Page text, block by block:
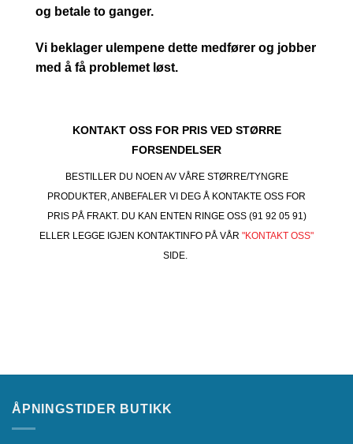
og betale to ganger.
Vi beklager ulempene dette medfører og jobber
med å få problemet løst.
KONTAKT OSS FOR PRIS VED STØRRE
FORSENDELSER
BESTILLER DU NOEN AV VÅRE STØRRE/TYNGRE
PRODUKTER, ANBEFALER VI DEG Å KONTAKTE OSS FOR
PRIS PÅ FRAKT. DU KAN ENTEN RINGE OSS (91 92 05 91)
ELLER LEGGE IGJEN KONTAKTINFO PÅ VÅR "KONTAKT OSS"
SIDE.
ÅPNINGSTIDER BUTIKK